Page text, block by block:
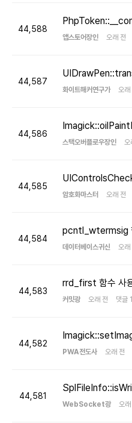
44,588
앱스토어장인 오래
44,587
화이트해커연구가 오
44,586
스택오버플로우장인
44,585
암호화마스터 오래
44,584
pcntl_wtermsig
데이터베이스귀신 오
44,583
rrd_first 함수 사
커밋광 오래 전 댓글
44,582
PWA전도사 오래 전
44,581
WebSocket광 오